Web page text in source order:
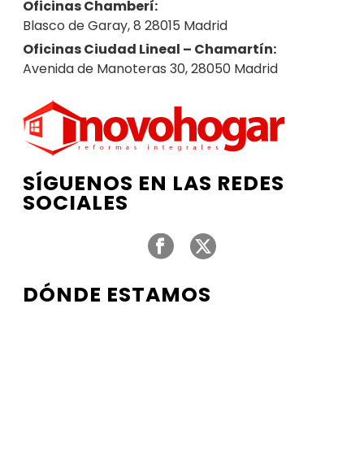
Oficinas Chamberí:
Blasco de Garay, 8 28015 Madrid
Oficinas Ciudad Lineal – Chamartín:
Avenida de Manoteras 30, 28050 Madrid
SÍGUENOS EN LAS REDES
SOCIALES
DÓNDE ESTAMOS